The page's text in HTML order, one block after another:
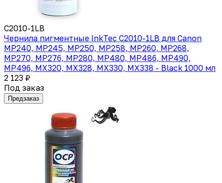
C2010-1LB
Чернила пигментные InkTec C2010-1LB для Canon
MP240, MP245, MP250, MP258, MP260, MP268,
MP270, MP276, MP280, MP480, MP486, MP490,
MP496, MX320, MX328, MX330, MX338 - Black 1000 мл
2 123 ₽
Под заказ
Предзаказ